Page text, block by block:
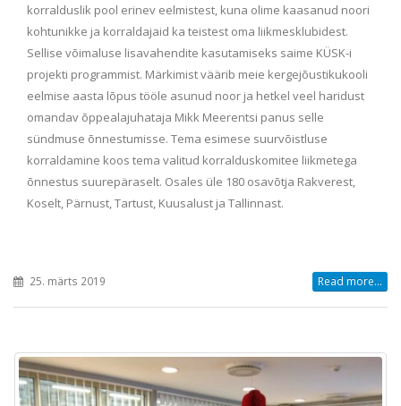
korralduslik pool erinev eelmistest, kuna olime kaasanud noori
kohtunikke ja korraldajaid ka teistest oma liikmesklubidest.
Sellise võimaluse lisavahendite kasutamiseks saime KÜSK-i
projekti programmist. Märkimist väärib meie kergejõustikukooli
eelmise aasta lõpus tööle asunud noor ja hetkel veel haridust
omandav õppealajuhataja Mikk Meerentsi panus selle
sündmuse õnnestumisse. Tema esimese suurvõistluse
korraldamine koos tema valitud korralduskomitee liikmetega
õnnestus suurepäraselt. Osales üle 180 osavõtja Rakverest,
Koselt, Pärnust, Tartust, Kuusalust ja Tallinnast.
25. märts 2019 Read more...